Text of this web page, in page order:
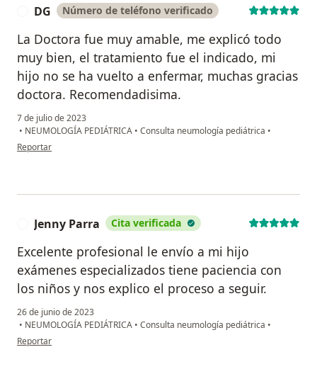
DG Número de teléfono verificado
La Doctora fue muy amable, me explicó todo
muy bien, el tratamiento fue el indicado, mi
hijo no se ha vuelto a enfermar, muchas gracias
doctora. Recomendadisima.
7 de julio de 2023
• NEUMOLOGÍA PEDIÁTRICA • Consulta neumología pediátrica •
en opinión del usuario DG
Reportar
Jenny Parra Cita verificada
Excelente profesional le envío a mi hijo
exámenes especializados tiene paciencia con
los niños y nos explico el proceso a seguir.
26 de junio de 2023
• NEUMOLOGÍA PEDIÁTRICA • Consulta neumología pediátrica •
en opinión del usuario Jenny Parra
Reportar